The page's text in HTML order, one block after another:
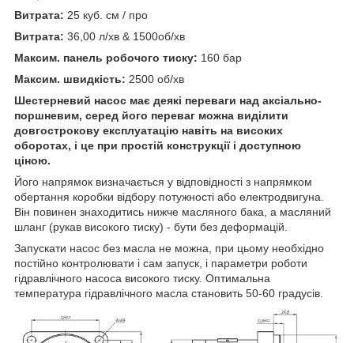
Витрата: 25 куб. см / про
Витрата: 36,00 л/хв & 1500об/хв
Максим. панель робочого тиску: 160 бар
Максим. швидкість: 2500 об/хв
Шестерневий насос має деякі переваги над аксіально-
поршневим, серед його переваг можна виділити
довгострокову експлуатацію навіть на високих
оборотах, і це при простій конструкції і доступною
ціною.
Його напрямок визначається у відповідності з напрямком
обертання коробки відбору потужності або електродвигуна.
Він повинен знаходитись нижче масляного бака, а масляний
шланг (рукав високого тиску) - бути без деформацій.
Запускати насос без масла не можна, при цьому необхідно
постійно контролювати і сам запуск, і параметри роботи
гідравлічного насоса високого тиску. Оптимальна
температура гідравлічного масла становить 50-60 градусів.